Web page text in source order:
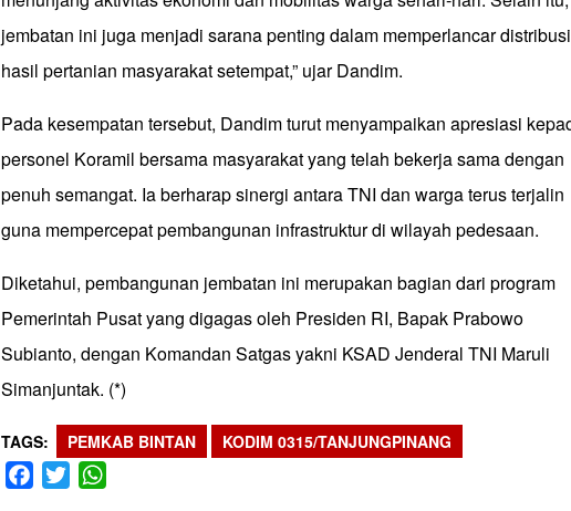
jembatan ini juga menjadi sarana penting dalam memperlancar distribusi
hasil pertanian masyarakat setempat,” ujar Dandim.
Pada kesempatan tersebut, Dandim turut menyampaikan apresiasi
personel Koramil bersama masyarakat yang telah bekerja sama dengan
penuh semangat. Ia berharap sinergi antara TNI dan warga terus terjalin
guna mempercepat pembangunan infrastruktur di wilayah pedesaan.
Diketahui, pembangunan jembatan ini merupakan bagian dari program
Pemerintah Pusat yang digagas oleh Presiden RI, Bapak Prabowo
Subianto, dengan Komandan Satgas yakni KSAD Jenderal TNI Maruli
Simanjuntak. (*)
TAGS PEMKAB BINTAN KODIM 0315/TANJUNGPINANG
Facebook
Twitter